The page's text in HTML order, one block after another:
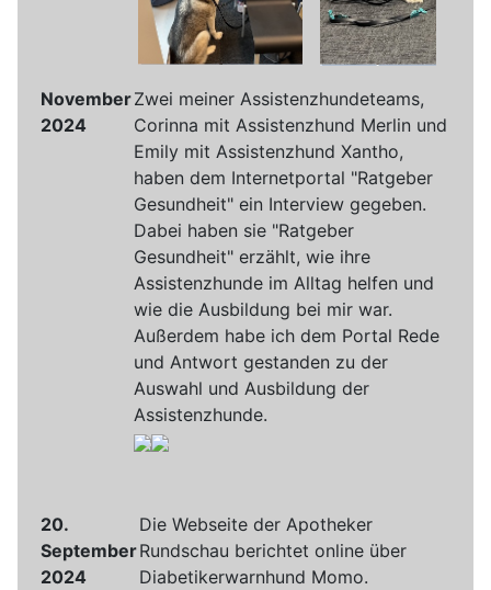
November
2024
Zwei meiner Assistenzhundeteams,
Corinna mit Assistenzhund Merlin und
Emily mit Assistenzhund Xantho,
haben dem Internetportal "Ratgeber
Gesundheit" ein Interview gegeben.
Dabei haben sie "Ratgeber
Gesundheit" erzählt, wie ihre
Assistenzhunde im Alltag helfen und
wie die Ausbildung bei mir war.
Außerdem habe ich dem Portal Rede
und Antwort gestanden zu der
Auswahl und Ausbildung der
Assistenzhunde.
20.
September
2024
Die Webseite der Apotheker
Rundschau berichtet online über
Diabetikerwarnhund Momo.